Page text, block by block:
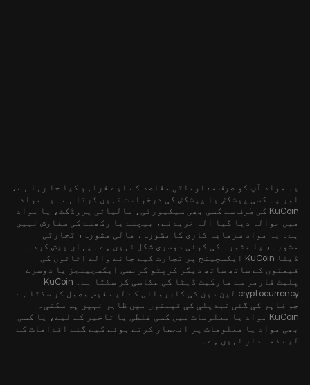
یہ مواد آپ کو صرف معلوماتی مقاصد کے لیے فراہم کیا جا رہا ہے،
اور یہ کسی پیشکش یا پیشکش کی درخواست نہیں کرتا ہے۔ یہ مواد
KuCoin کی طرف سے کسی بھی سیکیورٹی، مالیاتی پروڈکٹ، یا مواد
میں حوالہ دیا گیا آلہ خریدنے، بیچنے یا رکھنے کی سفارش نہیں
ہے۔ یہ مواد سرمایہ کاری کا مشورہ، مالی مشورہ، تجارتی
مشورہ، یا مشورہ کی کوئی دوسری شکل نہیں ہے۔ یہاں پیش کردہ
ڈیٹا KuCoin ایکسچینج پر تجارت کیے جانے والے اثاثوں کی
قیمتوں کے ساتھ ساتھ دیگر کرپٹو کرنسی ایکسچینجز یا دوسرے
پلیٹ فارمز سے مارکیٹ ڈیٹا کی عکاسی کر سکتا ہے۔ KuCoin
cryptocurrency لین دین کی کارروائی کے لیے فیس وصول کر سکتا ہے
جو ظاہر کی گئی تبدیلی کی قیمتوں میں ظاہر نہیں ہو سکتی۔
KuCoin مواد یا معلومات میں کسی غلطی یا تاخیر کے لیے، یا کسی
بھی مواد یا معلومات پر انحصار کرتے ہوئے کیے گئے اقدامات کے
لیے ذمہ دار نہیں ہے۔